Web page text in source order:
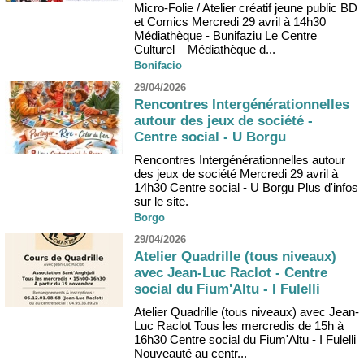
Micro-Folie / Atelier créatif jeune public BD
et Comics Mercredi 29 avril à 14h30
Médiathèque - Bunifaziu Le Centre
Culturel – Médiathèque d...
Bonifacio
29/04/2026
Rencontres Intergénérationnelles
autour des jeux de société -
Centre social - U Borgu
Rencontres Intergénérationnelles autour
des jeux de société Mercredi 29 avril à
14h30 Centre social - U Borgu Plus d'infos
sur le site.
Borgo
29/04/2026
Atelier Quadrille (tous niveaux)
avec Jean-Luc Raclot - Centre
social du Fium'Altu - I Fulelli
Atelier Quadrille (tous niveaux) avec Jean-
Luc Raclot Tous les mercredis de 15h à
16h30 Centre social du Fium'Altu - I Fulelli
Nouveauté au centr...